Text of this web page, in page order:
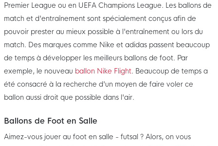
Premier League ou en UEFA Champions League. Les ballons de
match et d'entraînement sont spécialement conçus afin de
pouvoir prester au mieux possible à l'entraînement ou lors du
match. Des marques comme Nike et adidas passent beaucoup
de temps à développer les meilleurs ballons de foot. Par
exemple, le nouveau ballon Nike Flight. Beaucoup de temps a
été consacré à la recherche d'un moyen de faire voler ce
ballon aussi droit que possible dans l'air.
Ballons de Foot en Salle
Aimez-vous jouer au foot en salle - futsal ? Alors, on vous